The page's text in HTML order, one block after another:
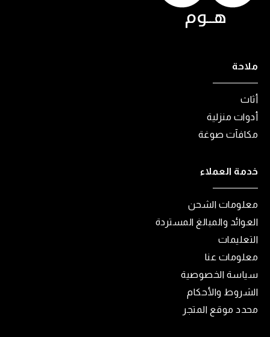
ملاحة
أثاث
أدوات منزلية
مكافآت صوغة
خدمة العملاء
معلومات الشحن
العوائد والمبالغ المستردة
التعليمات
معلومات عنا
سياسة الخصوصية
الشروط والأحكام
محدد موقع المتجر